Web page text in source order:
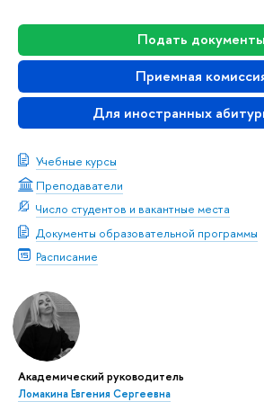
Подать документы
Приемная
Для иностранных
Учебные курсы
Преподаватели
Число студентов и вакантные места
Документы образовательной программы
Расписание
Академический руководитель
Ломакина Евгения Сергеевна